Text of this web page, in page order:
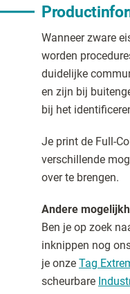
Wanneer zware
worden
duidelijke
en zijn bij
bij het
Je print de Full-
verschillende
over te brengen.
Andere
Ben je op zoek
inknippen nog
je onze Tag
scheurbare